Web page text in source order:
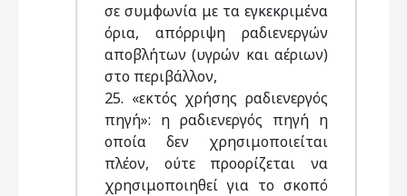
σε συμφωνία με τα εγκεκριμένα
όρια, απόρριψη ραδιενεργών
αποβλήτων (υγρών και αέριων)
στο περιβάλλον,
25. «εκτός χρήσης ραδιενεργός
πηγή»: η ραδιενεργός πηγή η
οποία δεν χρησιμοποιείται
πλέον, ούτε προορίζεται να
χρησιμοποιηθεί για το σκοπό